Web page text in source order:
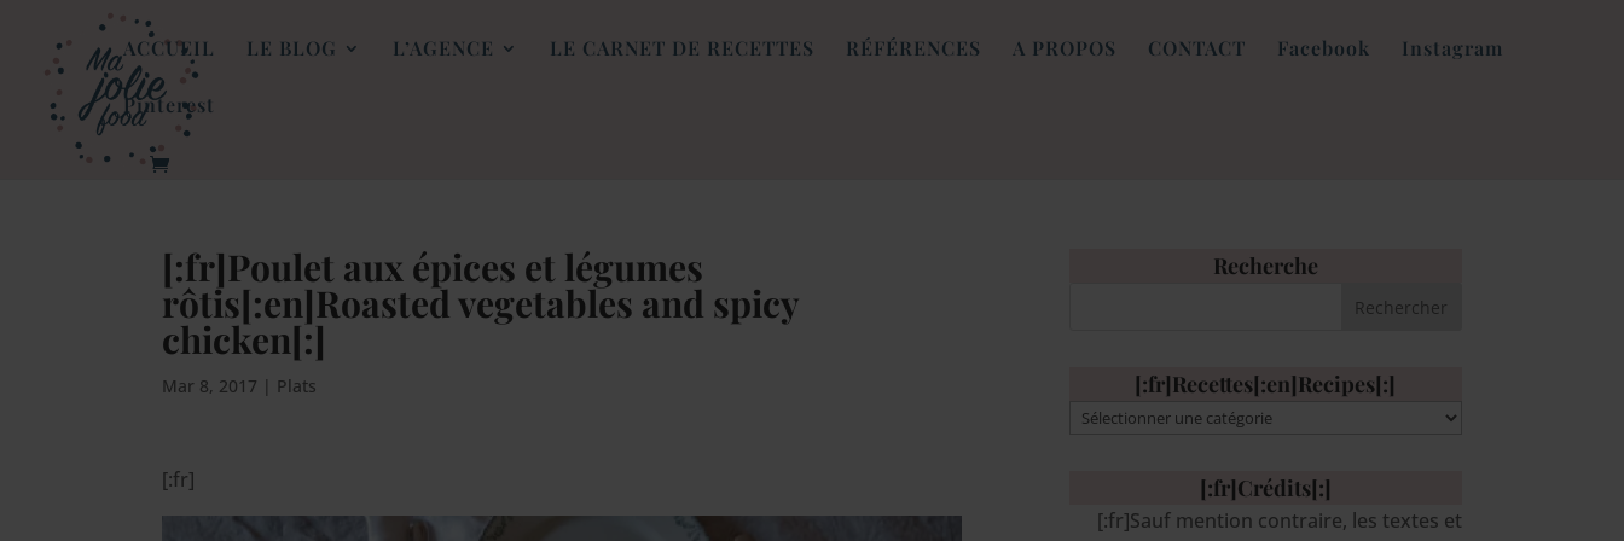
ACCUEIL LE BLOG L’AGENCE LE CARNET DE RECETTES RÉFÉRENCES A PROPOS CONTACT Facebook Instagram
Pinterest
[:fr]Poulet aux épices et légumes
rôtis[:en]Roasted vegetables and spicy
chicken[:]
Mar 8, 2017 | Plats
[:fr]
Recherche
[:fr]Recettes[:en]Recipes[:]
[:fr]Recettes[:en]Recipes[:]
[:fr]Crédits[:]
[:fr]Sauf mention contraire, les textes et